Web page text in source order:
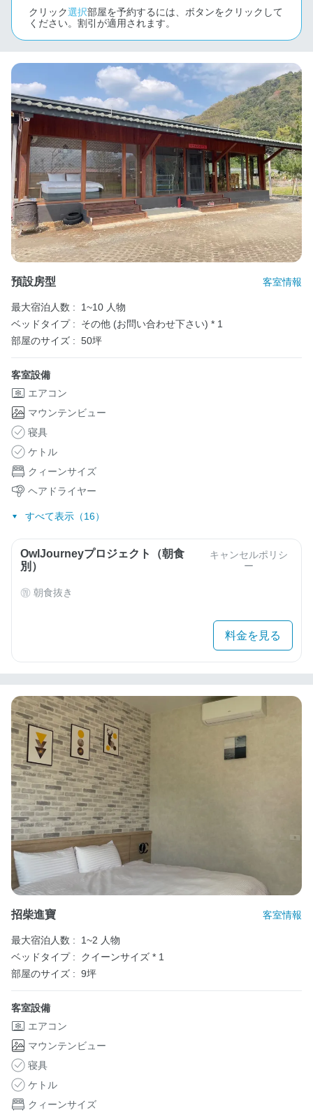
クリック選択部屋を予約するには、ボタンをクリックして
ください。割引が適用されます。
預設房型 客室情報
最大宿泊人数 :
1~10 人物
ベッドタイプ :
その他 (お問い合わせ下さい) * 1
部屋のサイズ : 50坪
客室設備
エアコン
マウンテンビュー
寝具
ケトル
クィーンサイズ
ヘアドライヤー
すべて表示（16）
OwlJourneyプロジェクト（朝食
別）
キャンセルポリシ
ー
朝食抜き
料金を見る
招柴進寶 客室情報
最大宿泊人数 :
1~2 人物
ベッドタイプ :
クイーンサイズ * 1
部屋のサイズ : 9坪
客室設備
エアコン
マウンテンビュー
寝具
ケトル
クィーンサイズ